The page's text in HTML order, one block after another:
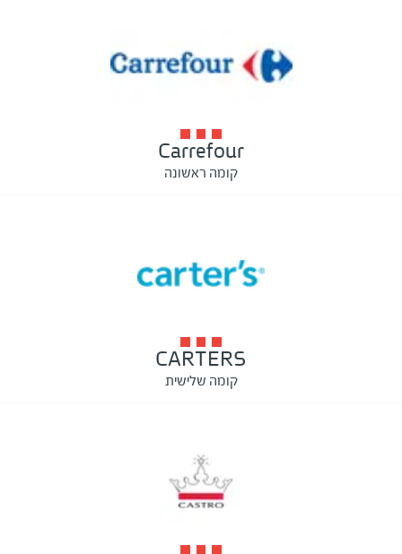
Carrefour
קומה ראשונה
CARTERS
קומה שלישית